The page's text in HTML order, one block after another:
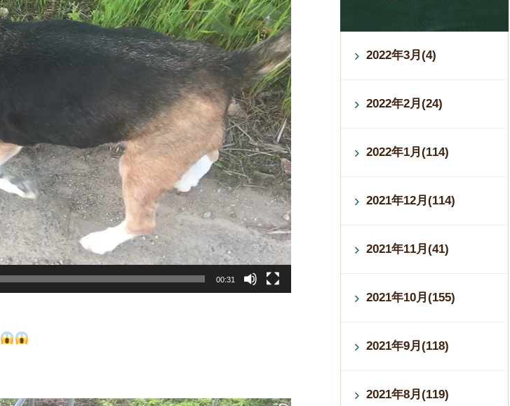
00:31
2022年3月(4)
2022年2月(24)
2022年1月(114)
2021年12月(114)
2021年11月(41)
2021年10月(155)
2021年9月(118)
2021年8月(119)